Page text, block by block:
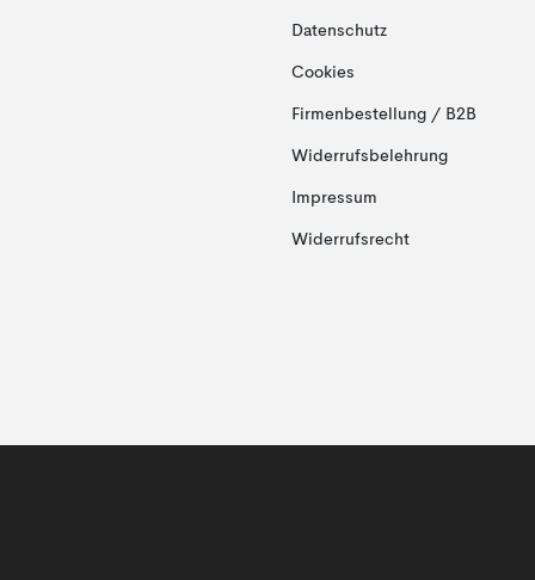
Datenschutz
Cookies
Firmenbestellung / B2B
Widerrufsbelehrung
Impressum
Widerrufsrecht